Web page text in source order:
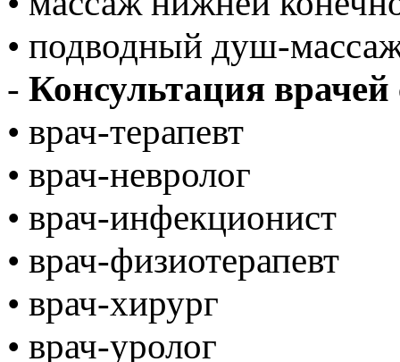
• подводный душ-
- Консультация
• врач-терапевт
• врач-невролог
• врач-инфекционист
• врач-физиотерапевт
• врач-хирург
• врач-уролог